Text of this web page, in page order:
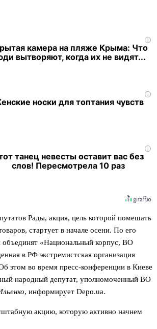
i
камера на пляже Крыма: Что
вытворяют, когда их не видят...
i
носки для топтания чувств
i
танец невесты оставит вас без
слов! Пересмотрела 10 раз
Рады, акция, цель которой помешать
стартует в начале осени. По его
объединят «Национальный корпус, ВО
в РФ экстремистская организация
этом во время пресс-конференции в Киеве
народный депутат, уполномоченный ВО
, информирует Depo.ua.
акцию, которую активно начнем